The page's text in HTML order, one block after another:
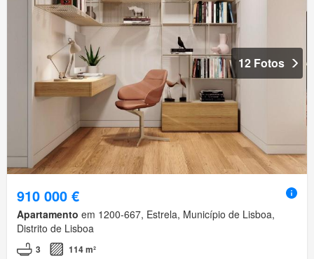
12 Fotos
910 000 €
Apartamento em 1200-667, Estrela, Município de Lisboa,
Distrito de Lisboa
3 114 m²